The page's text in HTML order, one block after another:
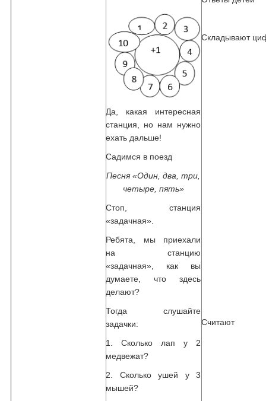
Да, какая интересная
станция, но нам нужно
ехать дальше!
Садимся в поезд
Песня «Один, два, три,
четыре, пять»
Стоп, станция
«задачная».
Ребята, мы приехали
на станцию
«задачная», как вы
думаете, что здесь
делают?
Тогда слушайте
задачки:
1. Сколько лап у 2
медвежат?
2. Сколько ушей у 3
мышей?
Складывают
Считают